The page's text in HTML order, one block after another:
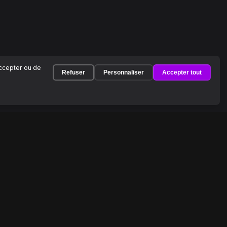
ou de
Refuser Personnaliser Accepter tout